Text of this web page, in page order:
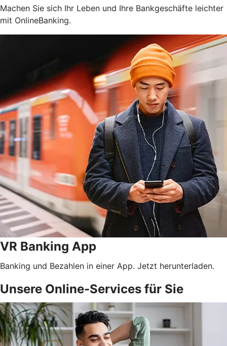
Machen Sie sich Ihr Leben und Ihre Bankgeschäfte leichter
mit OnlineBanking.
VR Banking App
Banking und Bezahlen in einer App. Jetzt herunterladen.
Unsere Online-Services für Sie